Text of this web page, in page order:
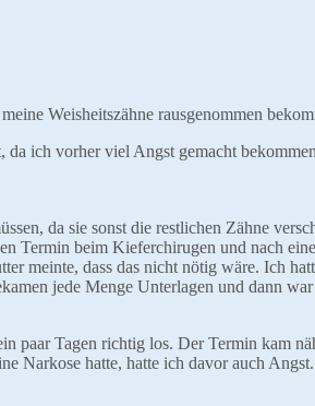
Weisheitszähne rausgenommen
ich vorher viel Angst gemacht
da sie sonst die restlichen Zähne
Termin beim Kieferchirugen und nach
meinte, dass das nicht nötig wäre. Ich
jede Menge Unterlagen und dann
paar Tagen richtig los. Der Termin kam
Narkose hatte, hatte ich davor auch